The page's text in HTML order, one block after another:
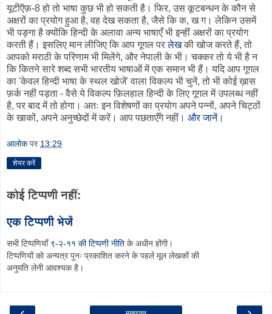
यूटीऍफ़-8 हो तो भाषा कुछ भी हो सकती है। फिर, उस कूटबन्धन के कौन से
अक्षरों का प्रयोग हुआ है, वह देख सकता है, जैसे कि क, ख ग। लेकिन उसमें
भी पङ्गा है क्योंकि हिन्दी के अलावा अन्य भाषाएँ भी इन्हीं अक्षरों का प्रयोग
करती हैं। इसलिए मान लीजिए कि आप गूगल परलेखकी खोज करते हैं, तो
आपको मराठी के परिणाम भी मिलेंगे, और नेपाली के भी। चक्कर तो ये भी है न
कि कितने सारे शब्द सभी भारतीय भाषाओं में एक समान भी हैं। यदि आप गूगल
का 'केवल हिन्दी भाषा के स्थल खोजें' वाला विकल्प भी चुनें, तो भी कोई ख़ास
फ़र्क नहीं पड़ता - वैसे ये विकल्प फ़िलहाल हिन्दी के लिए गूगल में उपलब्ध नहीं
है, पर बाद में तो होगा। अतः इन विशेषणों का प्रयोग अपने पन्नों, अपने चिट्ठों
के खाकों, अपने अनुच्छेदों में करें। आप पछताएँगे नहीं। और जानें।
आलोक पर 13:29
शेयर करें
कोई टिप्पणी नहीं:
एक टिप्पणी भेजें
सभी टिप्पणियाँ ९-२-११ की टिप्पणी नीति के अधीन होंगी।
टिप्पणियों को अन्यत्र पुनः प्रकाशित करने के पहले मूल लेखकों की
अनुमति लेनी आवश्यक है।